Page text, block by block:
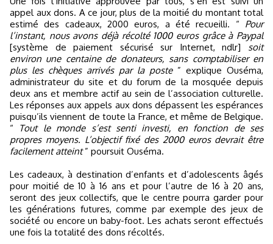
appel aux dons. A ce jour, plus de la moitié du montant total
estimé des cadeaux, 2000 euros, a été recueilli. “ Pour
l’instant, nous avons déjà récolté 1000 euros grâce à Paypal
[système de paiement sécurisé sur Internet, ndlr] soit
environ une centaine de donateurs, sans comptabiliser en
plus les chèques arrivés par la poste” explique Ouséma,
administrateur du site et du forum de la mosquée depuis
deux ans et membre actif au sein de l’association culturelle.
Les réponses aux appels aux dons dépassent les espérances
puisqu’ils viennent de toute la France, et même de Belgique.
“ Tout le monde s’est senti investi, en fonction de ses
propres moyens. L’objectif fixé des 2000 euros devrait être
facilement atteint” poursuit Ouséma.
Les cadeaux, à destination d’enfants et d’adolescents âgés
pour moitié de 10 à 16 ans et pour l’autre de 16 à 20 ans,
seront des jeux collectifs, que le centre pourra garder pour
les générations futures, comme par exemple des jeux de
société ou encore un baby-foot. Les achats seront effectués
une fois la totalité des dons récoltés.